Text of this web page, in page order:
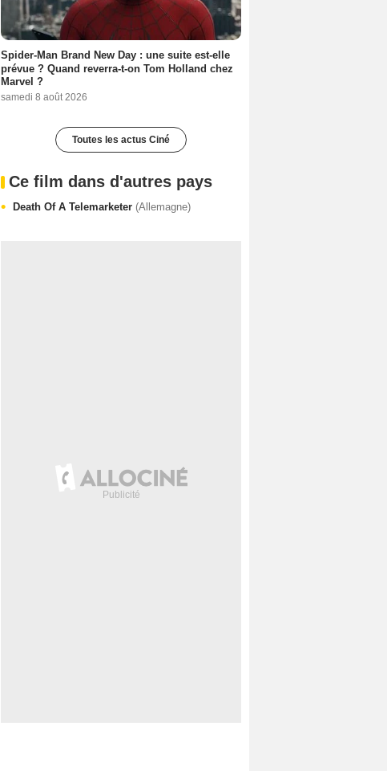
Spider-Man Brand New Day : une suite est-elle
prévue ? Quand reverra-t-on Tom Holland chez
Marvel ?
samedi 8 août 2026
Toutes les actus Ciné
Ce film dans d'autres pays
Death Of A Telemarketer (Allemagne)